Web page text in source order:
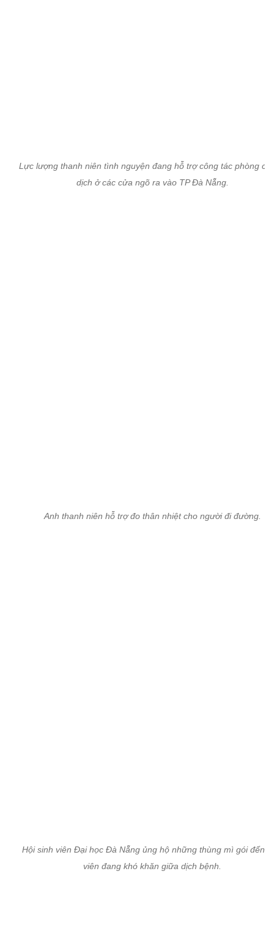
Lực lượng thanh niên tình nguyện đang hỗ trợ công tác phòng
dịch ở các cửa ngõ ra vào TP Đà Nẵng.
Anh thanh niên hỗ trợ đo thân nhiệt cho người đi đường.
Hội sinh viên Đại học Đà Nẵng ủng hộ những thùng mì gói đến
viên đang khó khăn giữa dịch bệnh.